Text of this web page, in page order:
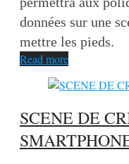
données sur une
mettre les pieds.
Read more
SCENE DE